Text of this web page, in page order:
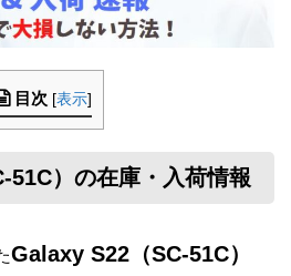
目次 [表示]
51C）の在庫・入荷情報
Galaxy S22（SC-51C）